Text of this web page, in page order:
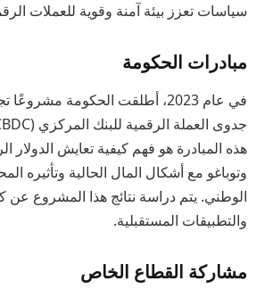
سياسات تعزز بيئة آمنة وقوية للعملات
مبادرات الحكومة
في عام 2023، أطلقت الحكومة
هذه المبادرة هو فهم كيفية تعايش الدولار
وتوباغو مع أشكال المال الحالية وتأثيره
الوطني. يتم دراسة نتائج هذا المشروع عن
والتطبيقات المستقبلية.
مشاركة القطاع الخاص